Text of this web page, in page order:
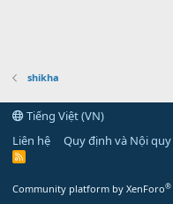
shikha
Tiếng Việt (VN)
Liên hệ
Quy định và Nội quy
R
Community platform by XenForo®